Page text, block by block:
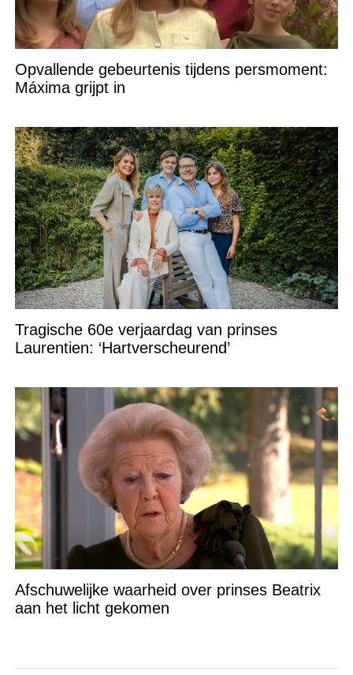
Opvallende gebeurtenis tijdens persmoment:
Máxima grijpt in
Tragische 60e verjaardag van prinses
Laurentien: ‘Hartverscheurend’
Afschuwelijke waarheid over prinses Beatrix
aan het licht gekomen